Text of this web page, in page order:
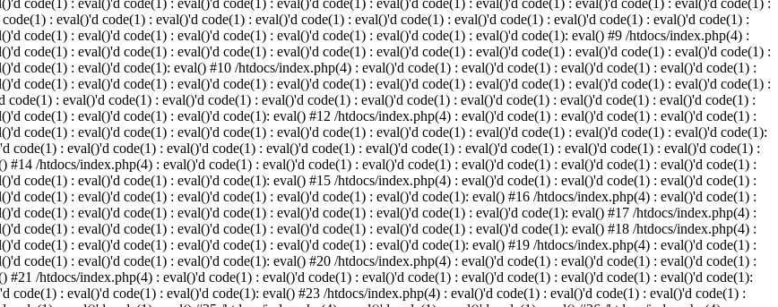
code(1) : eval()'d code(1) : eval()'d code(1) : eval()'d code(1) : eval()'d code(1) : eval()'d code(1) : eval()'d code(1) : eval()'d code(1) :
: eval()'d code(1) : eval()'d code(1) : eval()'d code(1) : eval()'d code(1) : eval()'d code(1) : eval()'d code(1) : eval()'d code(1) :
code(1) : eval()'d code(1) : eval()'d code(1) : eval()'d code(1) : eval()'d code(1) : eval()'d code(1): eval() #9 /htdocs/index.php(4) :
code(1) : eval()'d code(1) : eval()'d code(1) : eval()'d code(1) : eval()'d code(1) : eval()'d code(1) : eval()'d code(1) : eval()'d code(1) :
code(1) : eval()'d code(1): eval() #10 /htdocs/index.php(4) : eval()'d code(1) : eval()'d code(1) : eval()'d code(1) : eval()'d code(1) :
code(1) : eval()'d code(1) : eval()'d code(1) : eval()'d code(1) : eval()'d code(1) : eval()'d code(1) : eval()'d code(1) : eval()'d code(1) :
: eval()'d code(1) : eval()'d code(1) : eval()'d code(1) : eval()'d code(1) : eval()'d code(1) : eval()'d code(1) : eval()'d code(1) :
code(1) : eval()'d code(1) : eval()'d code(1): eval() #12 /htdocs/index.php(4) : eval()'d code(1) : eval()'d code(1) : eval()'d code(1) :
code(1) : eval()'d code(1) : eval()'d code(1) : eval()'d code(1) : eval()'d code(1) : eval()'d code(1) : eval()'d code(1) : eval()'d code(1):
: eval()'d code(1) : eval()'d code(1) : eval()'d code(1) : eval()'d code(1) : eval()'d code(1) : eval()'d code(1) : eval()'d code(1) :
/htdocs/index.php(4) : eval()'d code(1) : eval()'d code(1) : eval()'d code(1) : eval()'d code(1) : eval()'d code(1) : eval()'d code(1) :
code(1) : eval()'d code(1) : eval()'d code(1): eval() #15 /htdocs/index.php(4) : eval()'d code(1) : eval()'d code(1) : eval()'d code(1) :
code(1) : eval()'d code(1) : eval()'d code(1) : eval()'d code(1) : eval()'d code(1): eval() #16 /htdocs/index.php(4) : eval()'d code(1) :
code(1) : eval()'d code(1) : eval()'d code(1) : eval()'d code(1) : eval()'d code(1) : eval()'d code(1): eval() #17 /htdocs/index.php(4) :
code(1) : eval()'d code(1) : eval()'d code(1) : eval()'d code(1) : eval()'d code(1) : eval()'d code(1): eval() #18 /htdocs/index.php(4) :
code(1) : eval()'d code(1) : eval()'d code(1) : eval()'d code(1) : eval()'d code(1): eval() #19 /htdocs/index.php(4) : eval()'d code(1) :
code(1) : eval()'d code(1) : eval()'d code(1): eval() #20 /htdocs/index.php(4) : eval()'d code(1) : eval()'d code(1) : eval()'d code(1) :
/htdocs/index.php(4) : eval()'d code(1) : eval()'d code(1) : eval()'d code(1) : eval()'d code(1) : eval()'d code(1) : eval()'d code(1):
: eval()'d code(1) : eval()'d code(1): eval() #23 /htdocs/index.php(4) : eval()'d code(1) : eval()'d code(1) : eval()'d code(1) :